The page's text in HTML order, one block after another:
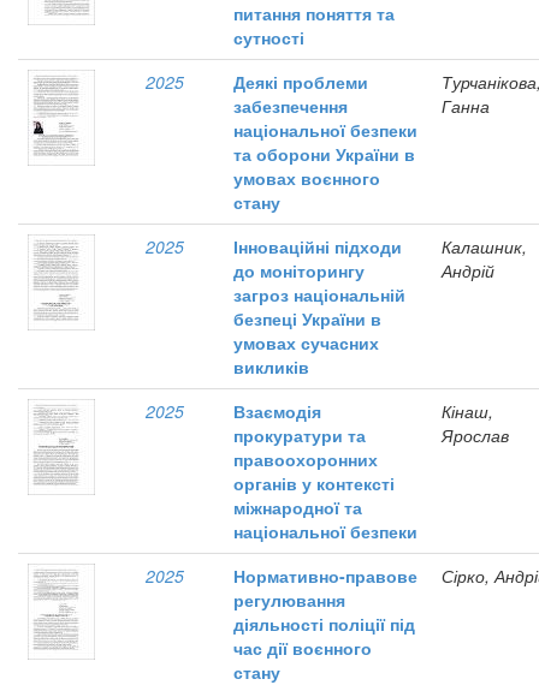
питання поняття та
сутності
2025
Деякі проблеми
забезпечення
національної безпеки
та оборони України в
умовах воєнного
стану
Ганна
2025
Інноваційні підходи
до моніторингу
загроз національній
безпеці України в
умовах сучасних
викликів
Калашник,
Андрій
2025
Взаємодія
прокуратури та
правоохоронних
органів у контексті
міжнародної та
національної безпеки
Кінаш,
Ярослав
2025
Нормативно-правове
регулювання
діяльності поліції під
час дії воєнного
стану
Сірко,